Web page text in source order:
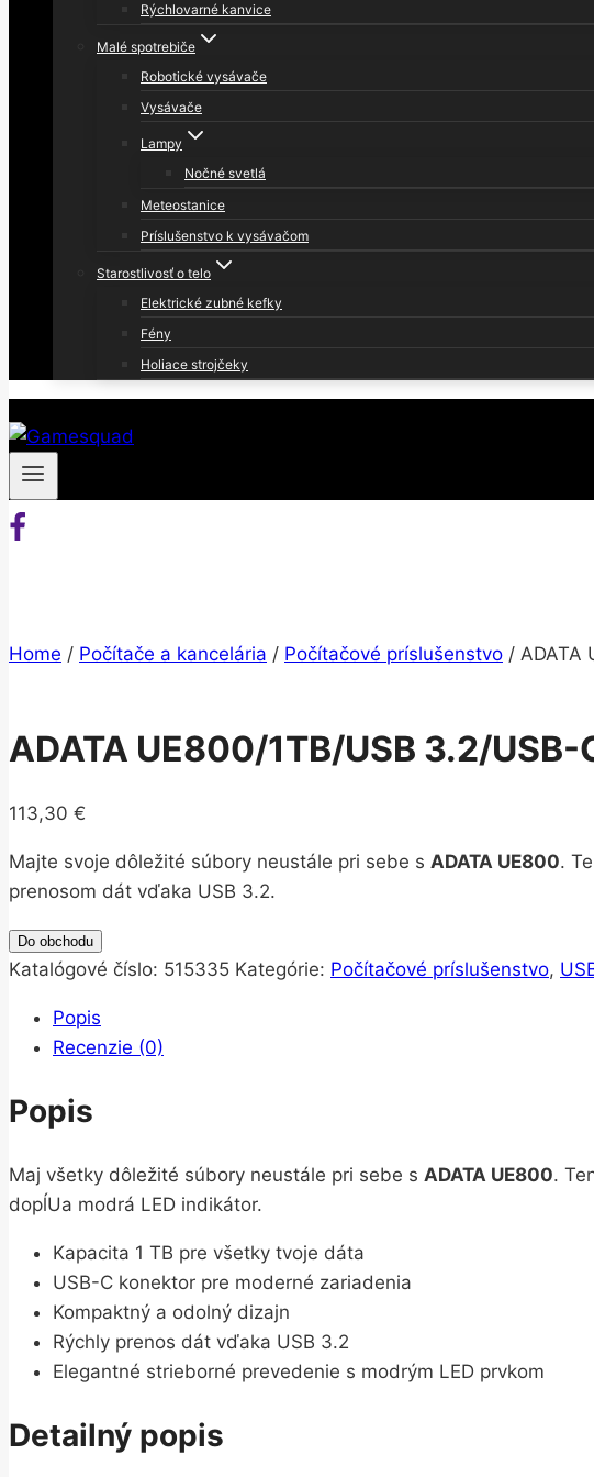
Rýchlovarné kanvice
Malé spotrebiče
Robotické vysávače
Vysávače
Lampy
Nočné svetlá
Meteostanice
Príslušenstvo k vysávačom
Starostlivosť o telo
Elektrické zubné kefky
Fény
Holiace strojčeky
Home / Počítače a kancelária / Počítačové príslušenstvo / ADATA
ADATA UE800/1TB/USB 3.2/
113,30 €
Majte svoje dôležité súbory neustále pri sebe s ADATA UE800.
prenosom dát vďaka USB 3.2.
Do obchodu
Katalógové číslo: 515335 Kategórie: Počítačové príslušenstvo,
Popis
Recenzie (0)
Popis
Maj všetky dôležité súbory neustále pri sebe s ADATA UE800.
dopĺUa modrá LED indikátor.
Kapacita 1 TB pre všetky tvoje dáta
USB-C konektor pre moderné zariadenia
Kompaktný a odolný dizajn
Rýchly prenos dát vďaka USB 3.2
Elegantné strieborné prevedenie s modrým LED prvkom
Detailný popis